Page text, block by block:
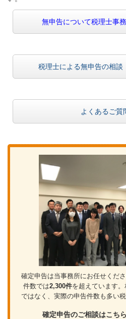
無申告について税理士事
税理士による無申告の相
よくあるご質
確定申告は当事務所にお任せくだ
件数では2,300件を超えています
ではなく、実際の申告件数も多い
確定申告のご相談はこち